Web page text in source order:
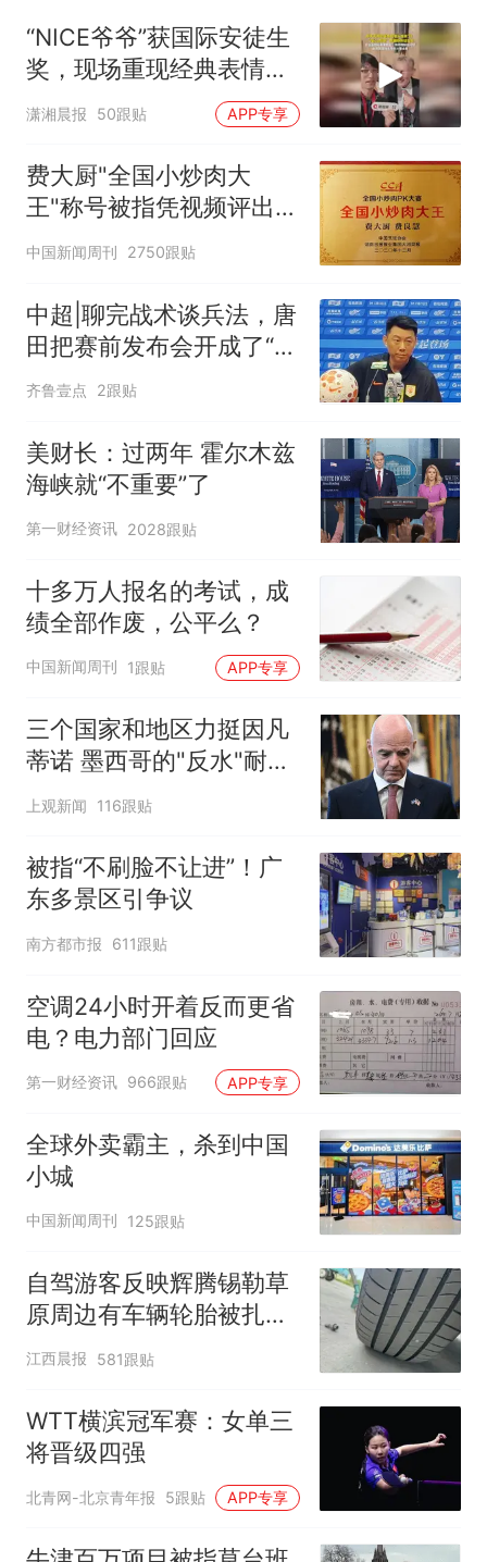
“NICE爷爷”获国际安徒生
奖，现场重现经典表情
包，向中国粉丝问好
潇湘晨报 50跟贴 APP专享
费大厨"全国小炒肉大
王"称号被指凭视频评出
官方回应
中国新闻周刊 2750跟贴
中超|聊完战术谈兵法，唐
田把赛前发布会开成了“军
师联盟”
齐鲁壹点 2跟贴
美财长：过两年 霍尔木兹
海峡就“不重要”了
第一财经资讯 2028跟贴
十多万人报名的考试，成
绩全部作废，公平么？
中国新闻周刊 1跟贴 APP专享
三个国家和地区力挺因凡
蒂诺 墨西哥的"反水"耐人
寻味
上观新闻 116跟贴
被指“不刷脸不让进”！广
东多景区引争议
南方都市报 611跟贴
空调24小时开着反而更省
电？电力部门回应
第一财经资讯 966跟贴 APP专享
全球外卖霸主，杀到中国
小城
中国新闻周刊 125跟贴
自驾游客反映辉腾锡勒草
原周边有车辆轮胎被扎，
修理店铺换胎价格高达千
元，官方发布情况通报
江西晨报 581跟贴
WTT横滨冠军赛：女单三
将晋级四强
北青网-北京青年报 5跟贴 APP专享